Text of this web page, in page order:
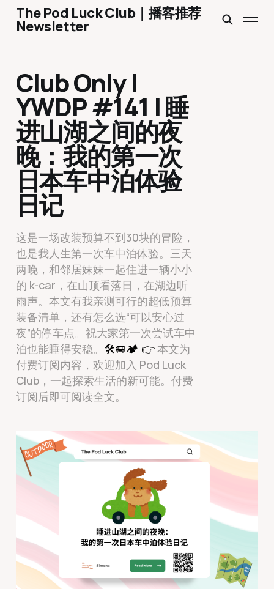
The Pod Luck Club｜播客推荐
Newsletter
Club Only |
YWDP #141 | 睡
进山湖之间的夜
晚：我的第一次
日本车中泊体验
日记
这是一场改装预算不到30块的冒险，
也是我人生第一次车中泊体验。三天
两晚，和邻居妹妹一起住进一辆小小
的 k-car，在山顶看落日，在湖边听
雨声。本文有我亲测可行的超低预算
装备清单，还有怎么选“可以安心过
夜”的停车点。祝大家第一次尝试车中
泊也能睡得安稳。 🛠🚐🏕 👉本文为
付费订阅内容，欢迎加入 Pod Luck
Club，一起探索生活的新可能。付费
订阅后即可阅读全文。